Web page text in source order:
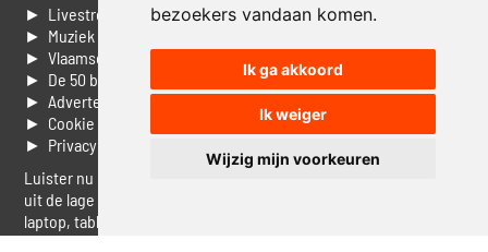
bezoekers vandaan komen.
Ik ga akkoord
Ik weiger
Wijzig mijn voorkeuren
► Livestream informatie
► Muziek opzoeken
► Vlaamse 100 Aller tijden
► De 50 beste van...
► Adverteren op Jouwradio
► Cookie voorkeuren wijzigen
► Privacyinformatie
Luister nu naar Jouwradio! De beste Nederlandstalige muziek
uit de lage landen hoor je hier al 20 jaar. In digitale kwaliteit op je
laptop, tablet of smartphone.